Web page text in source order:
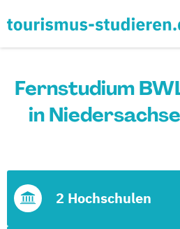
Fernstudium
in
2 Hochschulen